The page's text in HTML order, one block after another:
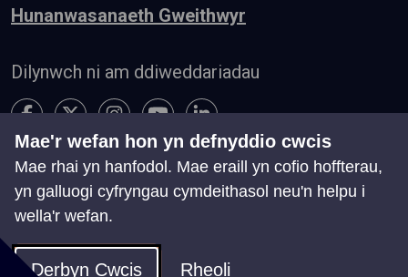
Hunanwasanaeth Gweithwyr
Dilynwch ni am ddiweddariadau
Hygyrchedd Telerau ac Amodau
Preifatrwydd
Cysylltu â ni
Chwillio Map o'r Wefan
Mae'r wefan hon yn defnyddio cwcis
Mae rhai yn hanfodol. Mae eraill yn cofio hoffterau,
yn galluogi cyfryngau cymdeithasol neu'n helpu i
wella'r wefan.
Derbyn Cwcis Rheoli